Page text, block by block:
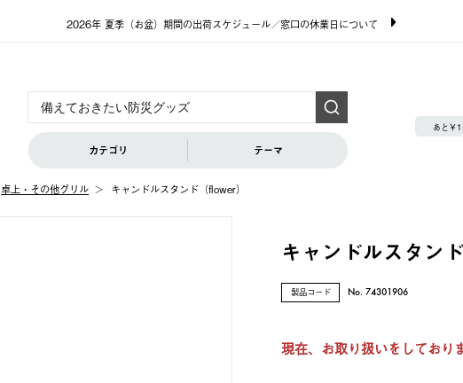
2026年 夏季（お盆）期間の出荷スケジュール／窓口の休業日について
カテゴリ テーマ
あと￥
卓上・その他グリル キャンドルスタンド（flower）
キャンドルスタン
製品コード No. 74301906
現在、お取り扱いをしており